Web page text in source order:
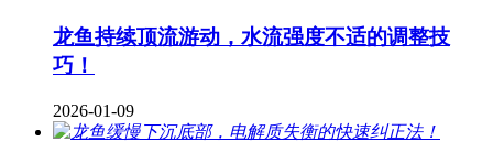
龙鱼持续顶流游动，水流强度不适的调整技
巧！
2026-01-09